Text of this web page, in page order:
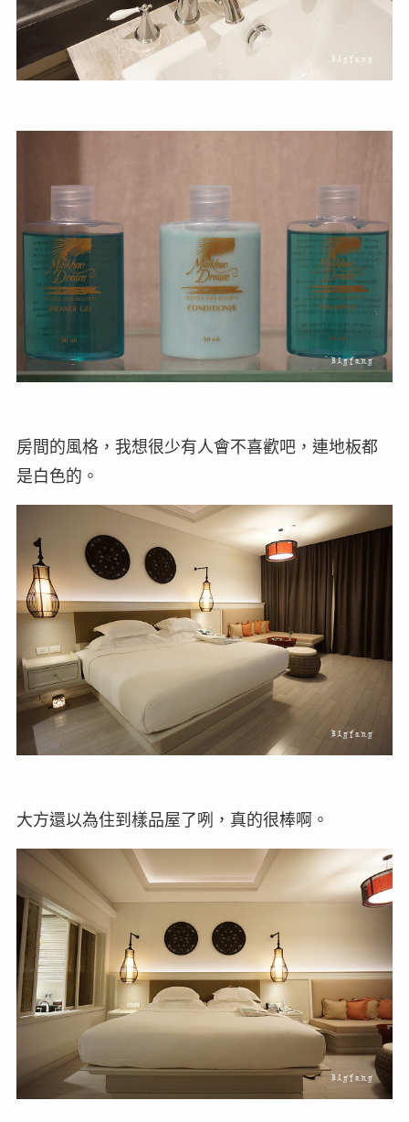
房間的風格，我想很少有人會不喜歡吧，連地板都
是白色的。
大方還以為住到樣品屋了咧，真的很棒啊。